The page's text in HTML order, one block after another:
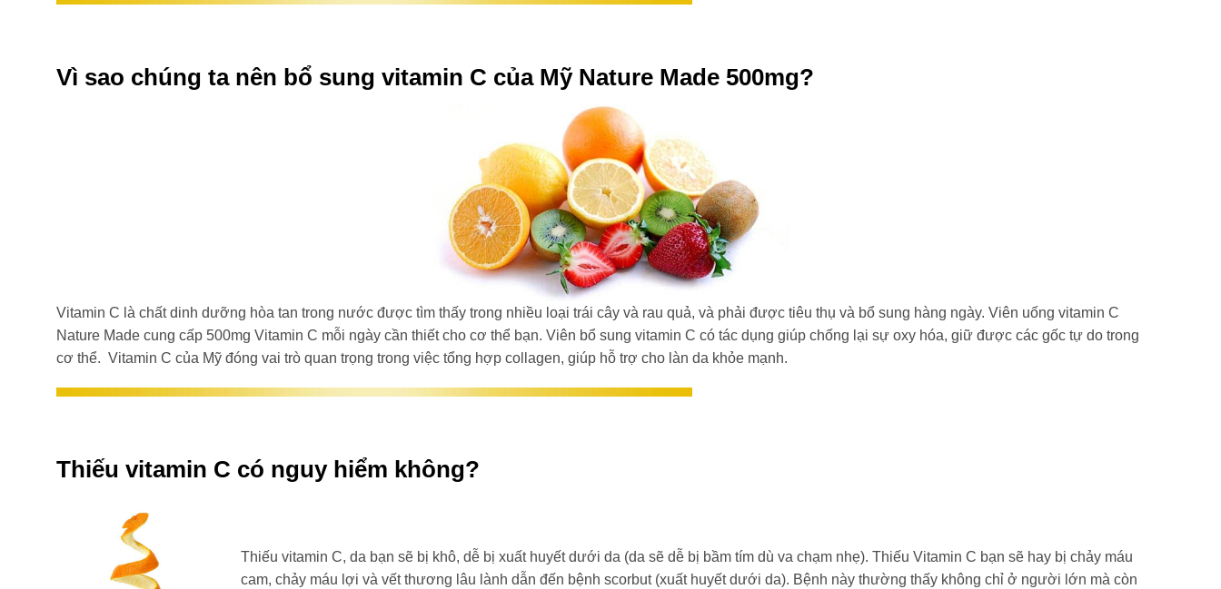
Vì sao chúng ta nên bổ sung vitamin C của Mỹ Nature Made 500mg?
Vitamin C là chất dinh dưỡng hòa tan trong nước được tìm thấy trong nhiều loại trái cây và rau quả, và phải được tiêu thụ và bổ sung hàng ngày. Viên uống vitamin C
Nature Made cung cấp 500mg Vitamin C mỗi ngày cần thiết cho cơ thể bạn. Viên bổ sung vitamin C có tác dụng giúp chống lại sự oxy hóa, giữ được các gốc tự do trong
cơ thể. Vitamin C của Mỹ đóng vai trò quan trọng trong việc tổng hợp collagen, giúp hỗ trợ cho làn da khỏe mạnh.
Thiếu vitamin C có nguy hiểm không?
Thiếu vitamin C, da bạn sẽ bị khô, dễ bị xuất huyết dưới da (da sẽ dễ bị bầm tím dù va chạm nhẹ). Thiếu Vitamin C bạn sẽ hay bị chảy máu
cam, chảy máu lợi và vết thương lâu lành dẫn đến bệnh scorbut (xuất huyết dưới da). Bệnh này thường thấy không chỉ ở người lớn mà còn